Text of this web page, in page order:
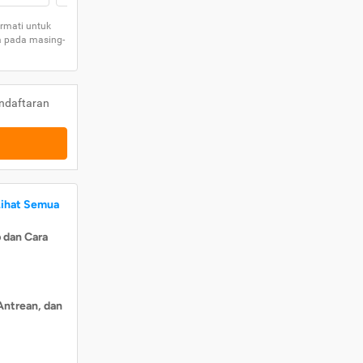
untuk
pada masing-
Semua
Cara
dan